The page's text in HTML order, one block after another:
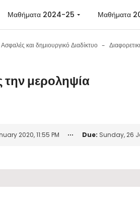
Μαθήματα 2024-25 Μαθήματα
Ασφαλές και δημιουργικό Διαδίκτυο
την μεροληψία
2020, 11:55 PM Due: Sunday, 26